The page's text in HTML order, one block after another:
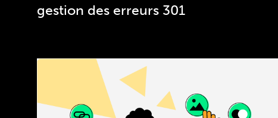
gestion des erreurs 301